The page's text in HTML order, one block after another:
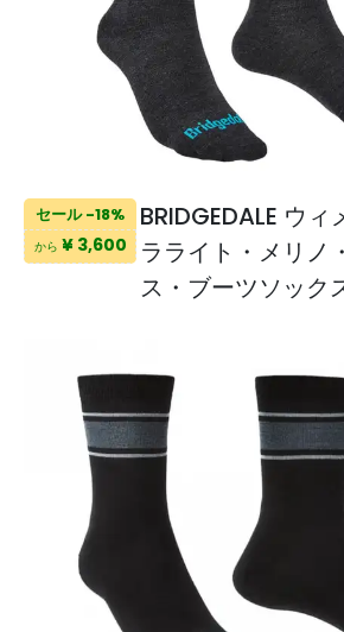
セール -18%
から ¥ 3,600
BRIDGEDALE ウ
ラライト・メリノ
ス・ブーツソック